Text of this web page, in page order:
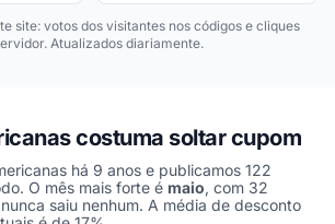
site: votos dos visitantes nos códigos e cliques
Atualizados diariamente.
costuma soltar cupom
há 9 anos e publicamos 122
O mês mais forte é maio, com 32
saiu nenhum. A média de desconto